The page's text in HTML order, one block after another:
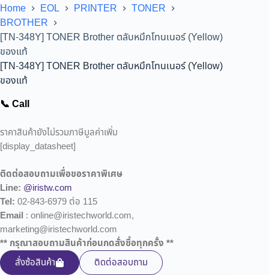
Home EOL PRINTER
TONER
BROTHER
[TN-348Y] TONER Brother ตลับหมึกโทนเนอร์ (Yellow)
ของแท้
[TN-348Y] TONER Brother ตลับหมึกโทนเนอร์ (Yellow)
ของแท้
📞 Call
ราคาสินค้ายังไม่รวมภาษีมูลค่าเพิ่ม
[display_datasheet]
ติดต่อสอบถามเพื่อขอราคาพิเศษ
Line: @iristw.com
Tel: 02-843-6979 ต่อ 115
Email : online@iristechworld.com,
marketing@iristechworld.com
** กรุณาสอบถามสินค้าก่อนกดสั่งซื้อทุกครั้ง **
สั่งซ้อสินค้า
ติดต่อสอบถาม